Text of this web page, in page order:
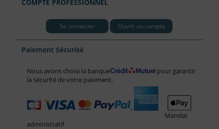
COMPTE PROFESSIONNEL
Se connecter Ouvrir un compte
Paiement Sécurisé
Nous avons choisi la banque
pour garantir
la sécurité de votre paiement.
Mandat
administratif